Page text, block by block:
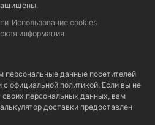
Использование cookies
информация
данные посетителей
с официальной политикой. Если вы не
своих персональных данных, вам
доставки предоставлен